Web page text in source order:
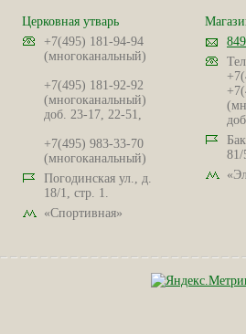
Церковная утварь
+7(495) 181-94-94
(многоканальный)
+7(495) 181-92-92
(многоканальный)
доб. 23-17, 22-51,
+7(495) 983-33-70
(многоканальный)
Погодинская ул., д.
18/1, стр. 1.
«Спортивная»
81/